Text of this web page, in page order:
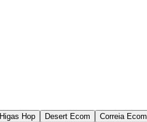
Higas Hop Desert Ecom Correia Ecom